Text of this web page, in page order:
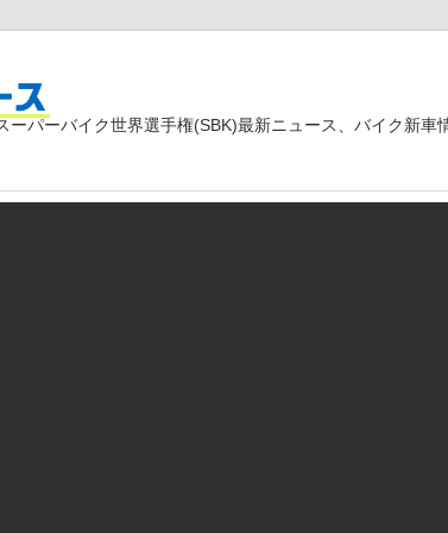
気
に
パーバイク世界選手権(SBK)最新ニュース、バイク新車